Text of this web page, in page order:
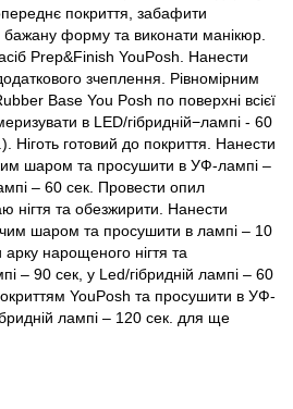
покриття, забафити
бажану форму та виконати манікюр.
Prep&Finish YouPosh. Нанести
зчеплення. Рівномірним
Base You Posh по поверхні всієї
в LED/гібридній−лампі - 60
Ніготь готовий до покриття. Нанести
шаром та просушити в УФ-лампі –
– 60 сек. Провести опил
нігтя та обезжирити. Нанести
шаром та просушити в лампі – 10
арку нарощеного нігтя та
– 90 сек, у Led/гібридній лампі – 60
YouPosh та просушити в УФ-
лампі – 120 сек. для ще